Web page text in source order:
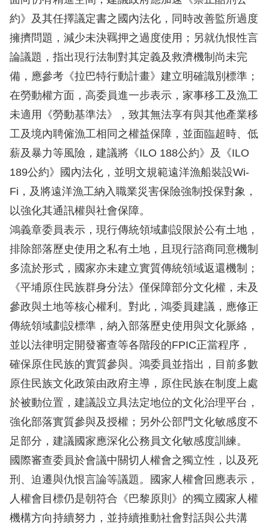
礙
快
捷
鍵
請
選
擇
語
言
兒少版
回
首
頁
網
站
導
覽
網
站
安
全
政
策
約》及其任擇議定書之國內法化，同時改善監所過度
擁擠問題，減少未決羈押之過度使用；另就仇恨性言
論議題，指出現行法制對其定義及救濟機制尚未完
備，應參考《拉巴特行動計畫》建立明確識別標準；
在勞動權方面，高委員進一步表示，家事移工及漁工
未適用《勞動基準法》，致其無法享有與其他產業移
工及境內聘僱漁工相同之權益保障，並面臨超時、低
薪及暴力等風險，建議將《ILO 188公約》及《ILO
189公約》國內法化，並明文規範遠洋漁船裝設Wi-
Fi，及將遠洋漁工納入職業災害保險強制投保對象，
以強化其通訊權與社會保障。
鴻義章委員表示，現行傳統領域劃設限於公有土地，
排除部落歷史使用之私有土地，且現行諮商同意機制
多流於形式，國家亦未建立實質傳統領域返還機制；
《平埔原住民族群身分法》僅保障部分文化權，未及
參政與土地等核心權利。對此，鴻委員建議，應修正
傳統領域劃設標準，納入部落歷史使用與文化脈絡，
並以法律明定開發審查等各階段的FPIC正當程序，
確保原住民族的實質參與。鴻委員並指出，目前多數
原住民族文化政策由政府主導，原住民族在制度上處
於被動位置，建議設立具法定地位的文化治理平台，
強化部落實質參與及授權；另外公部門文化敏感度不
足部分，建議國家應深化公務員文化敏感度訓練。
國際審查委員於會議中關切人權會之獨立性，以及死
刑、迫遷與仇恨言論等議題。國家人權會回應表示，
人權會目標仍是朝符合《巴黎原則》的獨立國家人權
機構方向持續努力，並持續推動社會對話與公共溝